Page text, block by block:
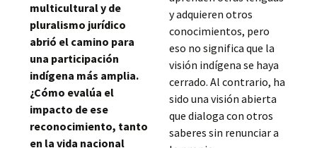
multicultural y de
pluralismo jurídico
abrió el camino para
una participación
indígena más amplia.
¿Cómo evalúa el
impacto de ese
reconocimiento, tanto
en la vida nacional
y adquieren otros
conocimientos, pero
eso no significa que la
visión indígena se haya
cerrado. Al contrario, ha
sido una visión abierta
que dialoga con otros
saberes sin renunciar a